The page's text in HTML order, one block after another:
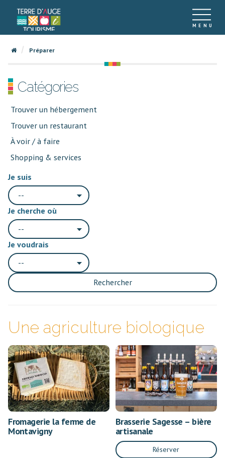
Préparer
Catégories
Trouver un hébergement
Trouver un restaurant
À voir / à faire
Shopping & services
Je suis
--
Je cherche où
--
Je voudrais
--
Rechercher
Une agriculture biologique
Fromagerie la ferme de
Montavigny
Brasserie Sagesse – bière
artisanale
Réserver